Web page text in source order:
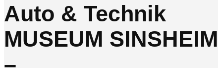
Auto & Technik
MUSEUM SINSHEIM